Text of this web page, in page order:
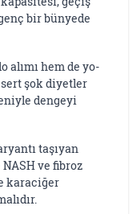
bir bünyede
alımı hem de yo-
şok diyetler
dengeyi
taşıyan
ve fibroz
karaciğer